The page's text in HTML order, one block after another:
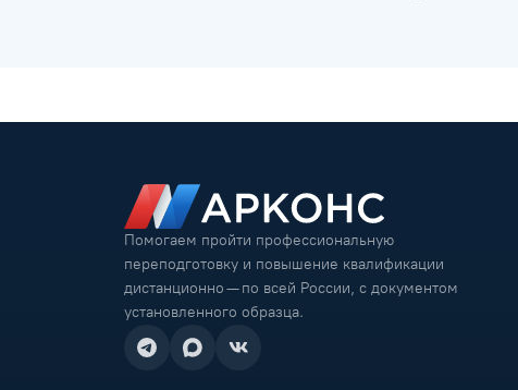
Помогаем пройти профессиональную
переподготовку и повышение квалификации
дистанционно — по всей России, с документом
установленного образца.